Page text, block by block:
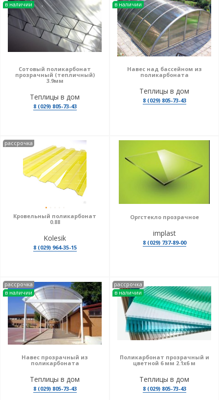
в наличии
Сотовый поликарбонат
прозрачный (тепличный)
3.9мм
Теплицы в дом
8 (029) 805-73-43
в наличии
Навес над бассейном из
поликарбоната
Теплицы в дом
8 (029) 805-73-43
рассрочка
Кровельный поликарбонат
0.88
Kolesik
8 (029) 964-35-15
Оргстекло прозрачное
implast
8 (029) 737-89-00
рассрочка
в наличии
Навес прозрачный из
поликарбоната
Теплицы в дом
8 (029) 805-73-43
рассрочка
в наличии
Поликарбонат прозрачный и
цветной 6 мм 2.1х6 м
Теплицы в дом
8 (029) 805-73-43